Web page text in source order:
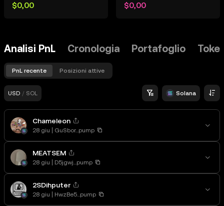
$0,00 $0,00
Analisi PnL Cronologia Portafoglio
PnL recente Posizioni attive
USD / SOL Solana
Chameleon
28 giu GuSbor...pump
MEATSEM
28 giu D5jgwj...pump
2SDihputer
28 giu HwzBe5...pump